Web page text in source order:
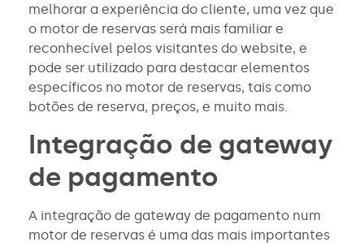
melhorar a experiência do cliente, uma vez que
o motor de reservas será mais familiar e
reconhecível pelos visitantes do website, e
pode ser utilizado para destacar elementos
específicos no motor de reservas, tais como
botões de reserva, preços, e muito mais.
Integração de gateway
de pagamento
A integração de gateway de pagamento num
motor de reservas é uma das mais importantes